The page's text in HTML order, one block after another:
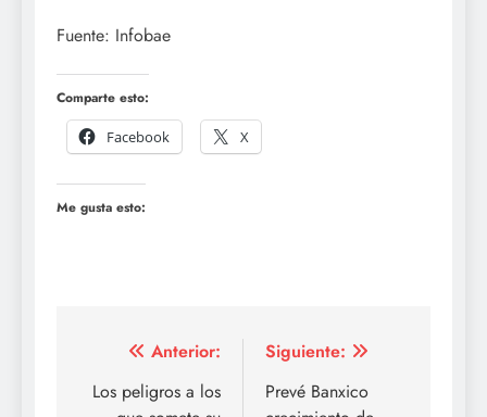
Fuente: Infobae
Comparte esto:
Facebook
X
Me gusta esto:
Navegación
de
Anterior:
Los peligros a los
Siguiente:
Prevé Banxico